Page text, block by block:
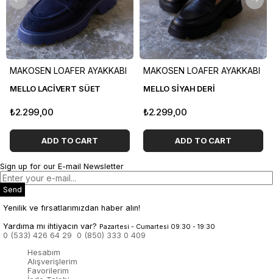
MAKOSEN LOAFER AYAKKABI
MELLO LACİVERT SÜET
₺2.299,00
ADD TO CART
MAKOSEN LOAFER AYAKKABI
MELLO SİYAH DERİ
₺2.299,00
ADD TO CART
Sign up for our E-mail Newsletter
Send
Yenilik ve fırsatlarımızdan haber alın!
Yardıma mı ihtiyacın var? Pazartesi - Cumartesi 09:30 - 19:30
0 (533) 426 64 29
0 (850) 333 0 409
Hesabım
Alışverişlerim
Favorilerim